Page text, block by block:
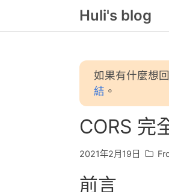
Huli's blog
如果有什麼想
結 。
CORS 完
2021年2月19日
前言